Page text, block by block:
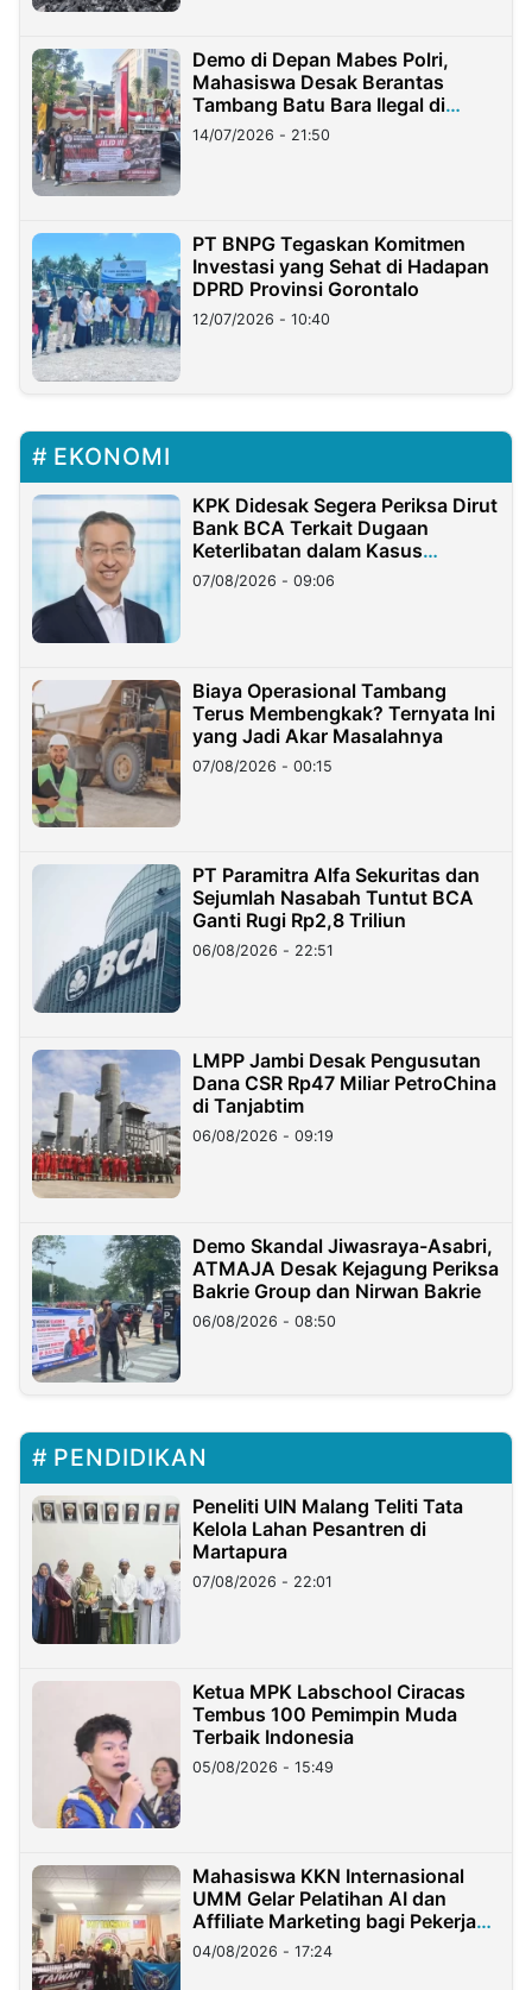
Demo di Depan Mabes Polri,
Mahasiswa Desak Berantas
Tambang Batu Bara Ilegal di
Lampung
14/07/2026 - 21:50
PT BNPG Tegaskan Komitmen
Investasi yang Sehat di Hadapan
DPRD Provinsi Gorontalo
12/07/2026 - 10:40
EKONOMI
KPK Didesak Segera Periksa Dirut
Bank BCA Terkait Dugaan
Keterlibatan dalam Kasus
Hilangnya Dana Nasabah Rp2,58
Miliar
07/08/2026 - 09:06
Biaya Operasional Tambang
Terus Membengkak? Ternyata Ini
yang Jadi Akar Masalahnya
07/08/2026 - 00:15
PT Paramitra Alfa Sekuritas dan
Sejumlah Nasabah Tuntut BCA
Ganti Rugi Rp2,8 Triliun
06/08/2026 - 22:51
LMPP Jambi Desak Pengusutan
Dana CSR Rp47 Miliar PetroChina
di Tanjabtim
06/08/2026 - 09:19
Demo Skandal Jiwasraya-Asabri,
ATMAJA Desak Kejagung Periksa
Bakrie Group dan Nirwan Bakrie
06/08/2026 - 08:50
PENDIDIKAN
Peneliti UIN Malang Teliti Tata
Kelola Lahan Pesantren di
Martapura
07/08/2026 - 22:01
Ketua MPK Labschool Ciracas
Tembus 100 Pemimpin Muda
Terbaik Indonesia
05/08/2026 - 15:49
Mahasiswa KKN Internasional
UMM Gelar Pelatihan AI dan
Affiliate Marketing bagi Pekerja
Migran Indonesia di Taiwan
04/08/2026 - 17:24